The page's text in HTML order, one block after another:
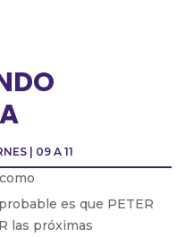
| 09 A 11
es que PETER
las próximas